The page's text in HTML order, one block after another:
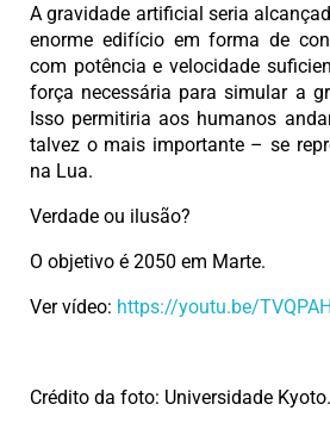
A gravidade artificial seria
enorme edifício em forma de
com potência e velocidade
força necessária para simular a
Isso permitiria aos humanos
talvez o mais importante – se
na Lua.
Verdade ou ilusão?
O objetivo é 2050 em Marte.
Ver vídeo: https://youtu.be/
Crédito da foto: Universidade Kyoto.